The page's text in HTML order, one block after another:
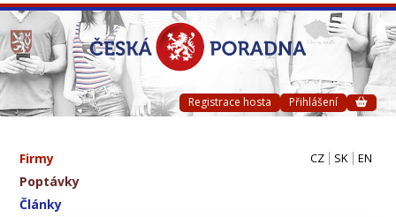
Registrace hosta Přihlášení
Firmy
Poptávky
Články
CZ SK EN